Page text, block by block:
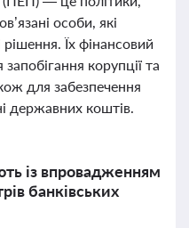
особи, які
Їх фінансовий
корупції та
для забезпечення
державних коштів.
із впровадженням
банківських